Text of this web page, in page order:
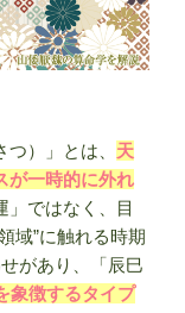
）」とは、 天
が一時的に外れ
」ではなく、目
域”に触れる時期
があり、「辰巳
象徴するタイプ